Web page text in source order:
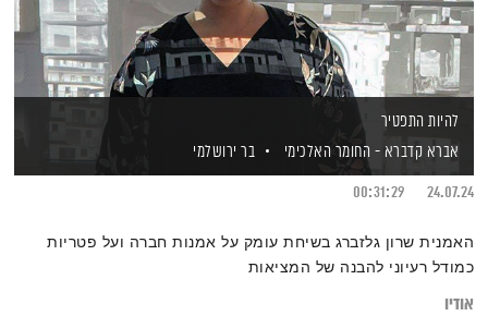
להיות התפטיר
אברא קדברא - החומר האלכימי
בר ירושלמי
24.07.24
00:31:29
האמנית שרון גלזברג בשיחת עומק על אמנות חברה ועל פטריות
כמודל רעיוני להבנה של המציאות
אודיו